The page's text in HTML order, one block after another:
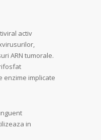
activ
ARN tumorale.
enzime implicate
in